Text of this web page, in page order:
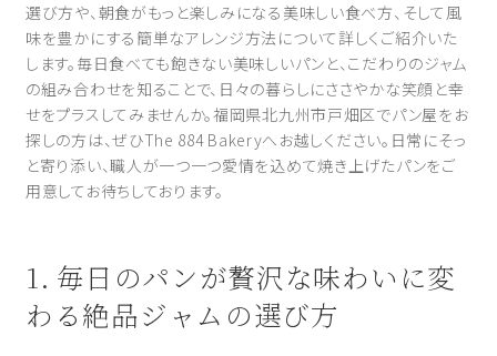
選び方や、朝食がもっと楽しみになる美味しい食べ方、そして風
味を豊かにする簡単なアレンジ方法について詳しくご紹介いた
します。毎日食べても飽きない美味しいパンと、こだわりのジャム
の組み合わせを知ることで、日々の暮らしにささやかな笑顔と幸
せをプラスしてみませんか。福岡県北九州市戸畑区でパン屋をお
探しの方は、ぜひThe 884 Bakeryへお越しください。日常にそっ
と寄り添い、職人が一つ一つ愛情を込めて焼き上げたパンをご
用意してお待ちしております。
1. 毎日のパンが贅沢な味わいに変
わる絶品ジャムの選び方